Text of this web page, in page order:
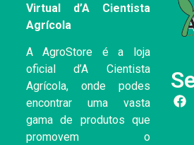
Virtual d’A Cientista
Agrícola
A AgroStore é a loja
oficial d’A Cientista
Agrícola, onde podes
encontrar uma vasta
gama de produtos que
promovem o